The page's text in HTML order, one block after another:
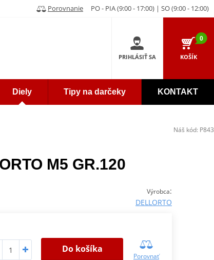
Porovnanie PO - PIA (9:00 - 17:00) | SO (9:00 - 12:00)
PRIHLÁSIŤ SA
0
KOŠÍK
Diely Tipy na darčeky KONTAKT
M5 GR.120
Výrobca:
DELLORTO
Do košíka
Porovnať
Náš kód: P843